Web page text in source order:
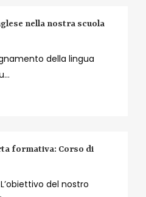
nella nostra scuola
della lingua
formativa: Corso di
del nostro